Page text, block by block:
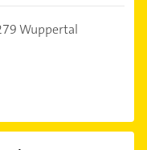
Wuppertal